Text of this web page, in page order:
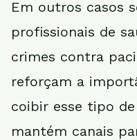
Em outros casos
profissionais de
crimes contra
reforçam a
coibir esse tipo
mantém canais